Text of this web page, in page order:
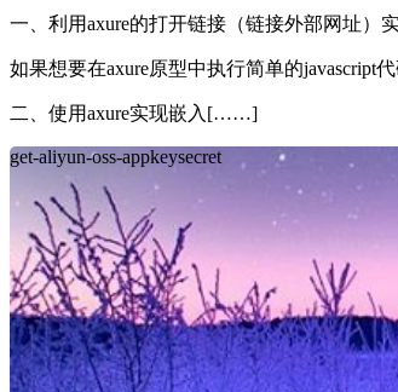
一、利用axure的打开链接（链接外部网址）
如果想要在axure原型中执行简单的javascript
二、使用axure实现嵌入[……]
get-aliyun-oss-appkeysecret